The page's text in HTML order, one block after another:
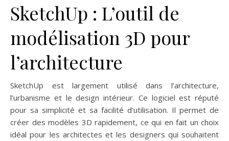
SketchUp : L’outil de
modélisation 3D pour
l’architecture
SketchUp est largement utilisé dans l’architecture,
l’urbanisme et le design intérieur. Ce logiciel est réputé
pour sa simplicité et sa facilité d’utilisation. Il permet de
créer des modèles 3D rapidement, ce qui en fait un choix
idéal pour les architectes et les designers qui souhaitent